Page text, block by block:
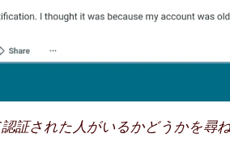
証された人がいるかどうかを尋